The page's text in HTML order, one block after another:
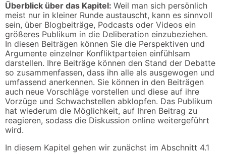
Überblick über das Kapitel: Weil man sich persönlich
meist nur in kleiner Runde austauscht, kann es sinnvoll
sein, über Blogbeiträge, Podcasts oder Videos ein
größeres Publikum in die Deliberation einzubeziehen.
In diesen Beiträgen können Sie die Perspektiven und
Argumente einzelner Konfliktparteien einfühlsam
darstellen. Ihre Beiträge können den Stand der Debatte
so zusammenfassen, dass ihn alle als ausgewogen und
umfassend anerkennen. Sie können in den Beiträgen
auch neue Vorschläge vorstellen und diese auf ihre
Vorzüge und Schwachstellen abklopfen. Das Publikum
hat wiederum die Möglichkeit, auf Ihren Beitrag zu
reagieren, sodass die Diskussion online weitergeführt
wird.
In diesem Kapitel gehen wir zunächst im Abschnitt 4.1